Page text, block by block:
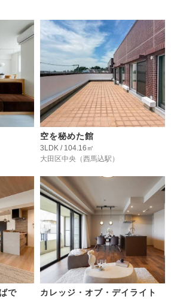
空を秘めた館
3LDK / 104.16㎡
大田区中央 （西馬込駅）
で カレッジ・オブ・デイライト